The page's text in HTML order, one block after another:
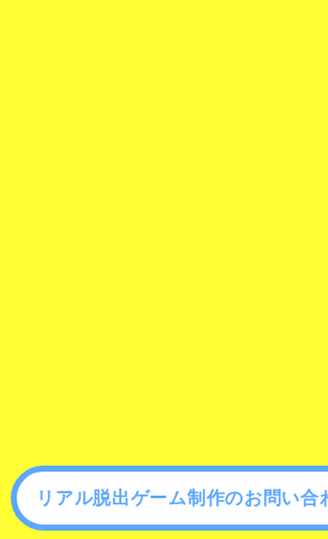
リアル脱出ゲーム制作のお問い合